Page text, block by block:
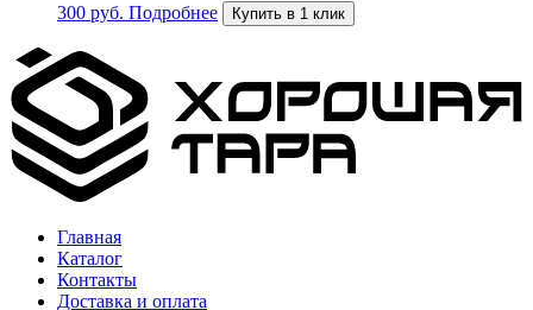
300 руб. Подробнее Купить в 1 клик
Главная
Каталог
Контакты
Доставка и оплата